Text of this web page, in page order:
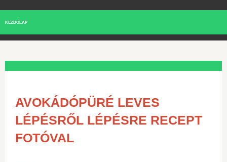
KEZDŐLAP
AVOKÁDÓPÜRÉ LEVES
LÉPÉSRŐL LÉPÉSRE RECEPT
FOTÓVAL